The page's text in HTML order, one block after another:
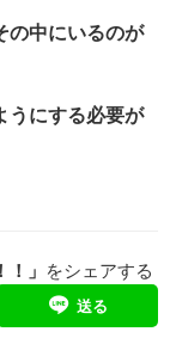
の中にいるのが
うにする必要が
」 をシェアする
送る